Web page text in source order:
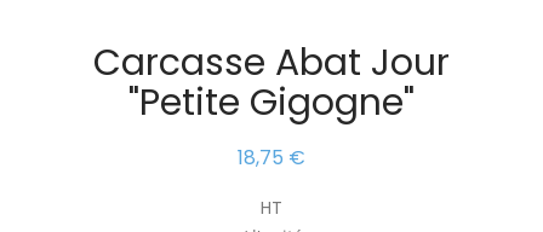
Carcasse Abat Jour
"petite Gigogne"
18,75 €
HT